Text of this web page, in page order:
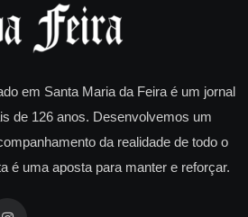
em Santa Maria da Feira é um jornal
de 126 anos. Desenvolvemos um
da realidade de todo o
é uma aposta para manter e reforçar.